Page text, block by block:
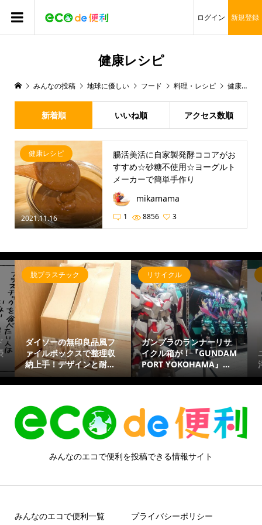
ログイン 新規登録
健康レシピ
みんなの投稿 地球に優しい フード 料理・レシピ 健康レシピ
新着順 いいね順 アクセス数順
2021.11.16
健康レシピ
腸活美活に自家製発酵ココアがお
すすめ☆砂糖不使用☆ヨーグルト
メーカーで簡単手作り
mikamama
1 8856 3
脱プラスチック
ダイソーの無印良品風フ
ァイルボックスで整理収
納上手！デザインと耐...
リサイクル
ガンプラのランナーリサ
イクル箱が！『GUNDAM
PORT YOKOHAMA』...
みんなのエコで便利を投稿できる情報サイト
みんなのエコで便利一覧 プライバシーポリシー